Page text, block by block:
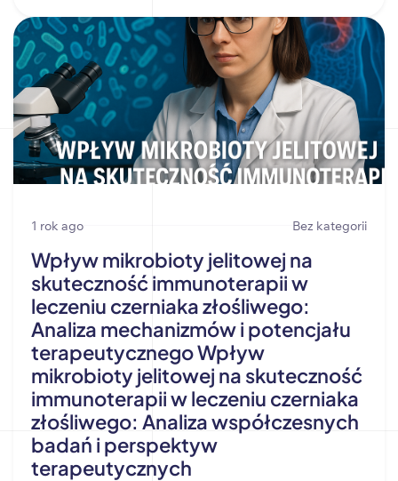
1 rok ago Bez kategorii
Wpływ mikrobioty jelitowej na
skuteczność immunoterapii w
leczeniu czerniaka złośliwego:
Analiza mechanizmów i potencjału
terapeutycznego Wpływ
mikrobioty jelitowej na skuteczność
immunoterapii w leczeniu czerniaka
złośliwego: Analiza współczesnych
badań i perspektyw
terapeutycznych